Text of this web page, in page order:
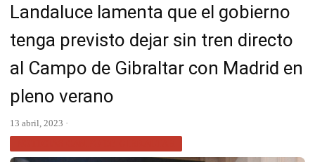
Landaluce lamenta que el gobierno
tenga previsto dejar sin tren directo
al Campo de Gibraltar con Madrid en
pleno verano
13 abril, 2023 ·